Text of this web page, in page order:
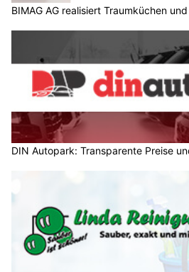
BIMAG AG realisiert Traumküchen
DIN Autopark: Transparente Preise